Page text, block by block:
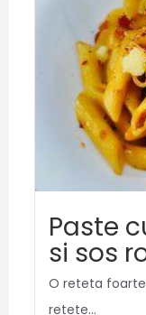
Paste
si sos
O reteta
retete...